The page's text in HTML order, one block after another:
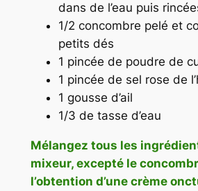
dans de l’eau puis
1/2 concombre pelé et
petits dés
1 pincée de poudre de
1 pincée de sel rose de
1 gousse d’ail
1/3 de tasse d’eau
Mélangez tous les
mixeur, excepté le
l’obtention d’une crème